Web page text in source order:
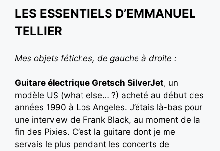
LES ESSENTIELS D’EMMANUEL
TELLIER
Mes objets fétiches, de gauche à droite :
Guitare électrique Gretsch SilverJet, un
modèle US (what else… ?) acheté au début des
années 1990 à Los Angeles. J’étais là-bas pour
une interview de Frank Black, au moment de la
fin des Pixies. C’est la guitare dont je me
servais le plus pendant les concerts de